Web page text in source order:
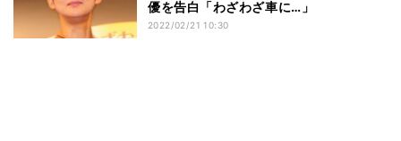
優を告白「わざわざ車に…」
2022/02/21 10:30